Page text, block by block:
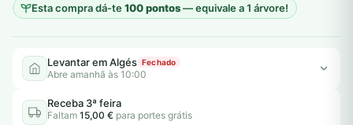
Esta compra dá-te100 pontos— equivale a 1 árvore!
Levantar em Algés Fechado
Abre amanhã às 10:00
Receba 3ª feira
Faltam 15,00 € para portes grátis